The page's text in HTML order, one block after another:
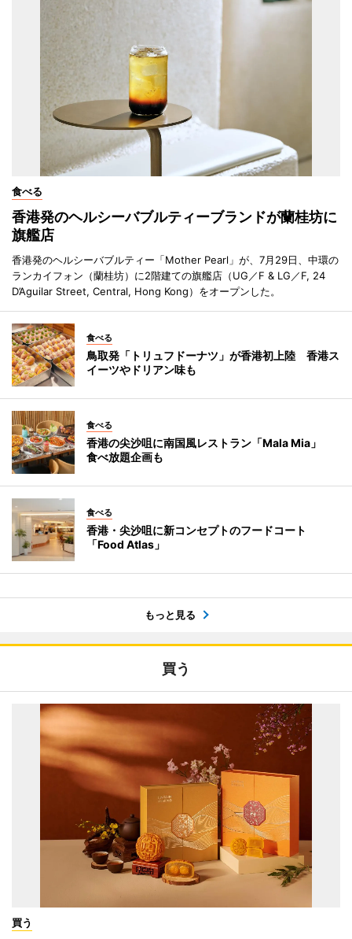
食べる
香港発のヘルシーバブルティーブランドが蘭桂坊に
旗艦店
香港発のヘルシーバブルティー「Mother Pearl」が、7月29日、中環の
ランカイフォン（蘭桂坊）に2階建ての旗艦店（UG／F & LG／F, 24
D’Aguilar Street, Central, Hong Kong）をオープンした。
食べる
鳥取発「トリュフドーナツ」が香港初上陸 香港ス
イーツやドリアン味も
食べる
香港の尖沙咀に南国風レストラン「Mala Mia」
食べ放題企画も
食べる
香港・尖沙咀に新コンセプトのフードコート
「Food Atlas」
もっと見る
買う
買う